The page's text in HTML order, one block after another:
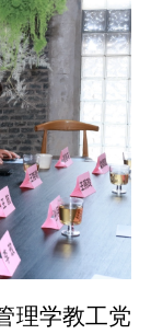
理学教工党